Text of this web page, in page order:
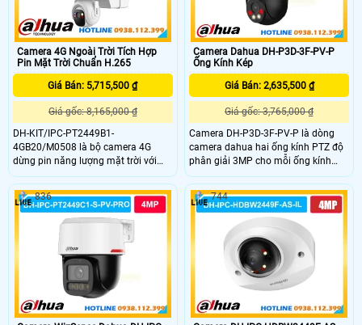
Camera 4G Ngoài Trời Tích Hợp
Pin Mặt Trời Chuẩn H.265
Giá Bán: 5,715,500 ₫
Giá gốc: 8,165,000 ₫
DH-KIT/IPC-PT2449B1-
4GB20/M0508 là bộ camera 4G
dừng pin năng lượng mặt trời với
khả năng ghi hình 4MP đàm thoại 2
chiều, hồng ngoại 30m, chống
ngược sáng DWDR và khả năng lưu
trữ với thẻ nhớ 512GB. Camea này
có tích hợp IP giúp phân biệt người
xe chính xác có thể giám sát từ xa
qua app thích hợp gắn ngoài trời
nhờ IP66 và những nơi không có
Camera Dahua DH-P3D-3F-PV-P
Ống Kính Kép
Giá Bán: 2,635,500 ₫
Giá gốc: 3,765,000 ₫
Camera DH-P3D-3F-PV-P là dòng
camera dahua hai ống kính PTZ độ
phân giải 3MP cho mỗi ống kính
gồm ống PT 6 mm và ống cố định
2,8 mm cho góc rộng 89° và góc
hẹp 52°. Cảm biến 1/2,9″ CMOS
khẩu độ F1.0 kèm khả năng quay
ngang 352° và nghiêng lên 90° giúp
giám sát linh động. Hỗ trợ thẻ nhớ
lên đến 256GB lưu trữ vượt trội
836 744